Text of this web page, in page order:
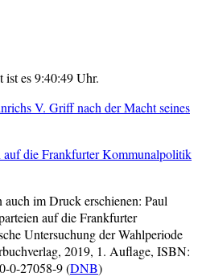
ist es 9:40:49 Uhr.
V. Griff nach der Macht seines
die Frankfurter Kommunalpolitik
im Druck erschienen: Paul
auf die Frankfurter
Untersuchung der Wahlperiode
2019, 1. Auflage, ISBN:
0-27058-9 (DNB)